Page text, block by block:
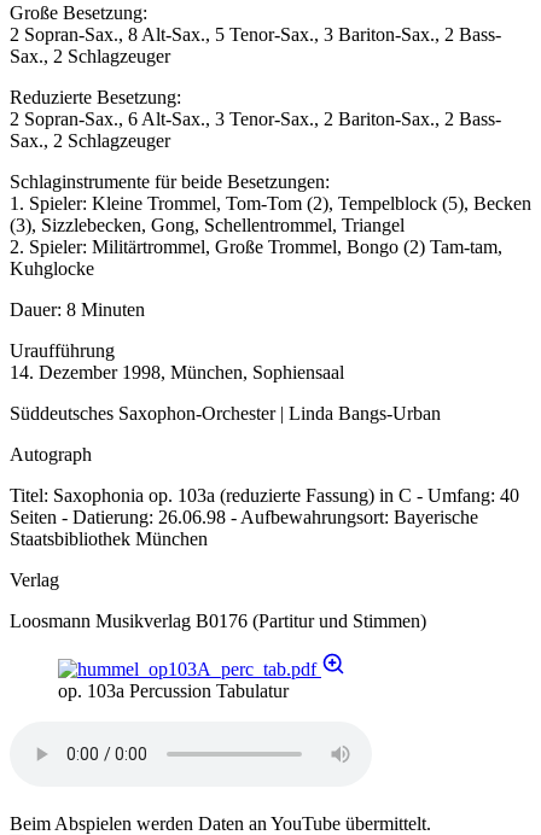
Große Besetzung:
2 Sopran-Sax., 8 Alt-Sax., 5 Tenor-Sax., 3 Bariton-Sax., 2 Bass-
Sax., 2 Schlagzeuger
Reduzierte Besetzung:
2 Sopran-Sax., 6 Alt-Sax., 3 Tenor-Sax., 2 Bariton-Sax., 2 Bass-
Sax., 2 Schlagzeuger
Schlaginstrumente für beide Besetzungen:
1. Spieler: Kleine Trommel, Tom-Tom (2), Tempelblock (5), Becken
(3), Sizzlebecken, Gong, Schellentrommel, Triangel
2. Spieler: Militärtrommel, Große Trommel, Bongo (2) Tam-tam,
Kuhglocke
Dauer: 8 Minuten
Uraufführung
14. Dezember 1998, München, Sophiensaal
Süddeutsches Saxophon-Orchester | Linda Bangs-Urban
Autograph
Titel: Saxophonia op. 103a (reduzierte Fassung) in C - Umfang: 40
Seiten - Datierung: 26.06.98 - Aufbewahrungsort: Bayerische
Staatsbibliothek München
Verlag
Loosmann Musikverlag B0176 (Partitur und Stimmen)
op. 103a Percussion Tabulatur
Beim Abspielen werden Daten an YouTube übermittelt.